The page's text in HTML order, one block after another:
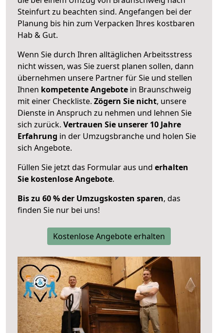
Steinfurt zu beachten sind. Angefangen bei der
Planung bis hin zum Verpacken Ihres kostbaren
Hab & Gut.
Wenn Sie durch Ihren alltäglichen Arbeitsstress
nicht wissen, was Sie zuerst planen sollen, dann
übernehmen unsere Partner für Sie und stellen
Ihnen kompetente Angebote in Braunschweig
mit einer Checkliste. Zögern Sie nicht, unsere
Dienste in Anspruch zu nehmen und lehnen Sie
sich zurück. Vertrauen Sie unserer 10 Jahre
Erfahrung in der Umzugsbranche und holen Sie
sich Angebote.
Füllen Sie jetzt das Formular aus und erhalten
Sie kostenlose Angebote.
Bis zu 60 % der Umzugskosten sparen, das
finden Sie nur bei uns!
Kostenlose Angebote erhalten